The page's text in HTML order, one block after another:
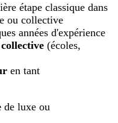
étape classique dans
ou collective
années d'expérience
(écoles,
en tant
de luxe ou